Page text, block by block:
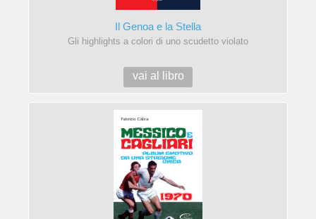
Il Genoa e la Stella
Gli highlights a colori di uno scudetto violato
vai al libro